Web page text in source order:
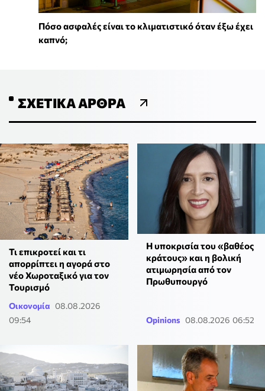
Πόσο ασφαλές είναι το κλιματιστικό όταν έξω έχει
καπνό;
ΣΧΕΤΙΚΆ ΆΡΘΡΑ
Τι επικροτεί και τι
απορρίπτει η αγορά στο
νέο Χωροταξικό για τον
Τουρισμό
Οικονομία 08.08.2026
09:54
Η υποκρισία του «βαθέος
κράτους» και η βολική
ατιμωρησία από τον
Πρωθυπουργό
Opinions 08.08.2026 06:52